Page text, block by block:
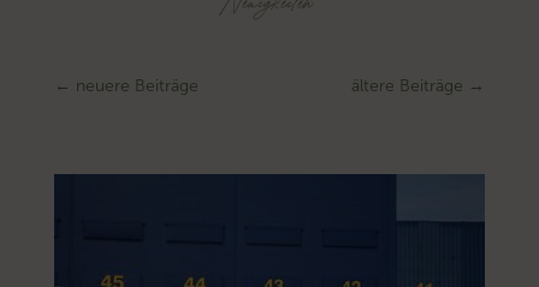
← neuere Beiträge ältere Beiträge →